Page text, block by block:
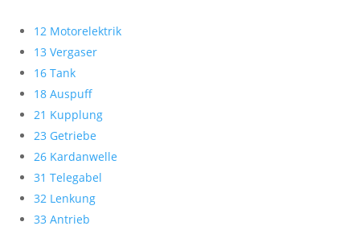
12 Motorelektrik
13 Vergaser
16 Tank
18 Auspuff
21 Kupplung
23 Getriebe
26 Kardanwelle
31 Telegabel
32 Lenkung
33 Antrieb